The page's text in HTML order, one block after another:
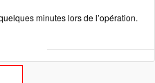
minutes lors de l’opération.